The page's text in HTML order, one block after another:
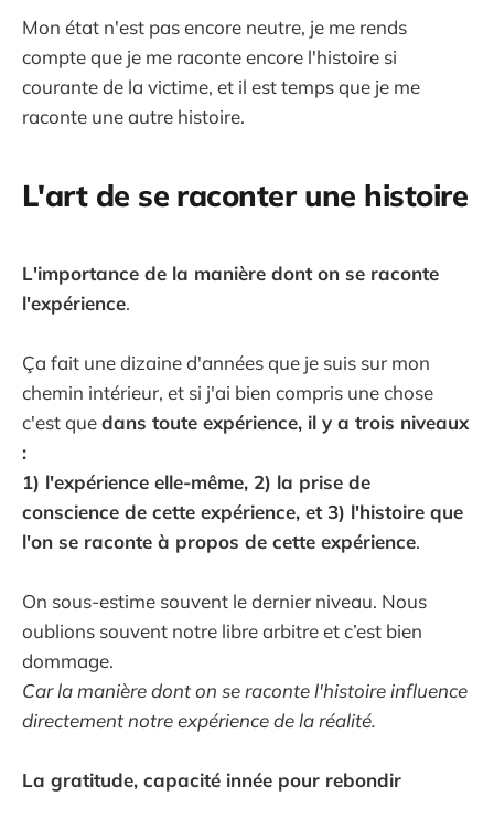
Mon état n'est pas encore neutre, je me rends
compte que je me raconte encore l'histoire si
courante de la victime, et il est temps que je me
raconte une autre histoire.
L'art de se raconter une histoire
L'importance de la manière dont on se raconte
l'expérience.
Ça fait une dizaine d'années que je suis sur mon
chemin intérieur, et si j'ai bien compris une chose
c'est quedans toute expérience, il y a trois niveaux
:
1) l'expérience elle-même, 2) la prise de
conscience de cette expérience, et 3) l'histoire que
l'on se raconte à propos de cette expérience.
On sous-estime souvent le dernier niveau. Nous
oublions souvent notre libre arbitre et c’est bien
dommage.
Car la manière dont on se raconte l'histoire influence
directement notre expérience de la réalité.
La gratitude, capacité innée pour rebondir